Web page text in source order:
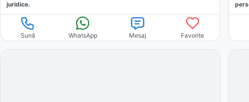
juridice.
Sună WhatsApp Mesaj Favorite